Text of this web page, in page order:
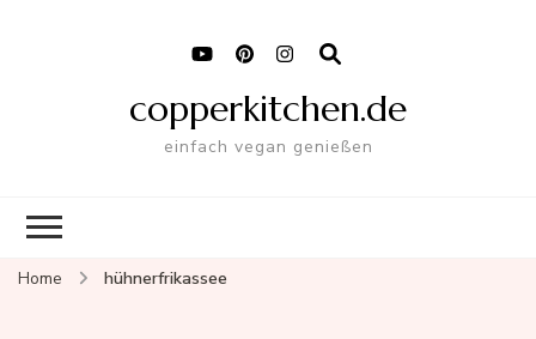
copperkitchen.de
einfach vegan genießen
Home hühnerfrikassee